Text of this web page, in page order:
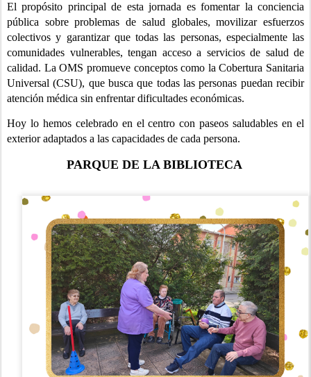
El propósito principal de esta jornada es fomentar la conciencia
pública sobre problemas de salud globales, movilizar esfuerzos
colectivos y garantizar que todas las personas, especialmente las
comunidades vulnerables, tengan acceso a servicios de salud de
calidad. La OMS promueve conceptos como la Cobertura Sanitaria
Universal (CSU), que busca que todas las personas puedan recibir
atención médica sin enfrentar dificultades económicas.
Hoy lo hemos celebrado en el centro con paseos saludables en el
exterior adaptados a las capacidades de cada persona.
PARQUE DE LA BIBLIOTECA